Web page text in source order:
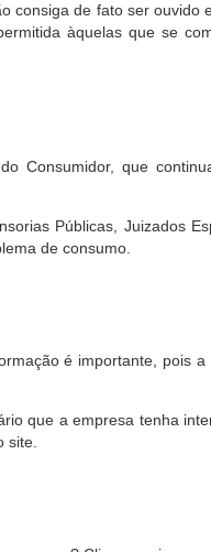
de fato ser
àquelas que se
Consumidor, que
Públicas, Juizados
de consumo.
é importante, pois
que a empresa tenha
site.